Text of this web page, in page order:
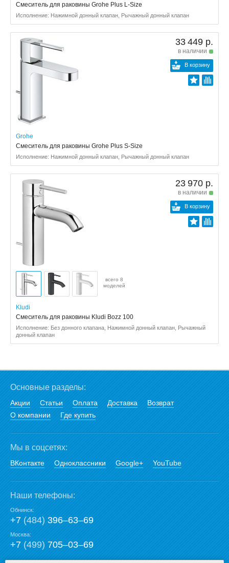
Смеситель для раковины Grohe Plus L-Size
Исполнение: Нажимной донный клапан, Рычажный донный клапан
33 449 р.
в наличии
В корзину
Grohe
Смеситель для раковины Grohe Plus S-Size
Исполнение: Нажимной донный клапан, Рычажный донный клапан
23 970 р.
в наличии
В корзину
всего 8
моделей
Kludi
Смеситель для раковины Kludi Bozz 100
Исполнение: Без донного клапана, Нажимной донный клапан, Рычажный
донный клапан
Основные разделы:
Акции Статьи Оплата Доставка
Возврат
О компании
Где купить
Мы в соцсетях:
ВКонтакте Одноклассники Google+ YouTube
Наши телефоны:
Обнинск:
+7(484)396‒63‒69
Москва:
+7(499)705‒03‒69